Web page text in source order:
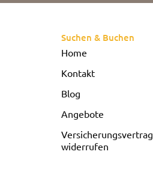
Suchen & Buchen
Home
Kontakt
Blog
Angebote
Versicherungsvertrag
widerrufen